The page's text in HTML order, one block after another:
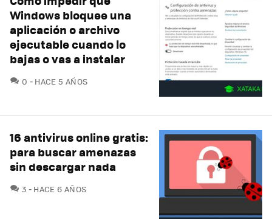
Windows bloquee una
aplicación o archivo
ejecutable cuando lo
bajas o vas a instalar
0 COMENTARIOS
HACE 5 AÑOS
16 antivirus online gratis:
para buscar amenazas
sin descargar nada
3 COMENTARIOS
HACE 6 AÑOS